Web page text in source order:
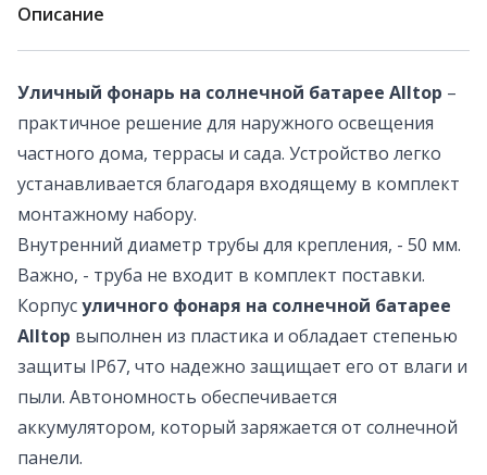
Описание
Уличный фонарь на солнечной батарее Alltop –
практичное решение для наружного освещения
частного дома, террасы и сада. Устройство легко
устанавливается благодаря входящему в комплект
монтажному набору.
Внутренний диаметр трубы для крепления, - 50 мм.
Важно, - труба не входит в комплект поставки.
Корпусуличного фонаря на солнечной батарее
Alltop выполнен из пластика и обладает степенью
защиты IP67, что надежно защищает его от влаги и
пыли. Автономность обеспечивается
аккумулятором, который заряжается от солнечной
панели.